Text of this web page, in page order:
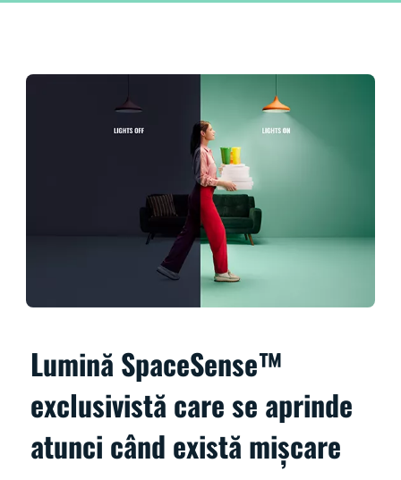
Lumină SpaceSense™
exclusivistă care se aprinde
atunci când există mișcare